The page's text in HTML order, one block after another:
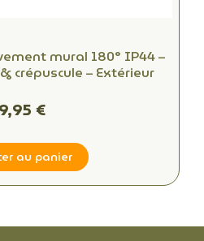
mural 180° IP44 –
crépuscule – Extérieur
9,95 €
au panier